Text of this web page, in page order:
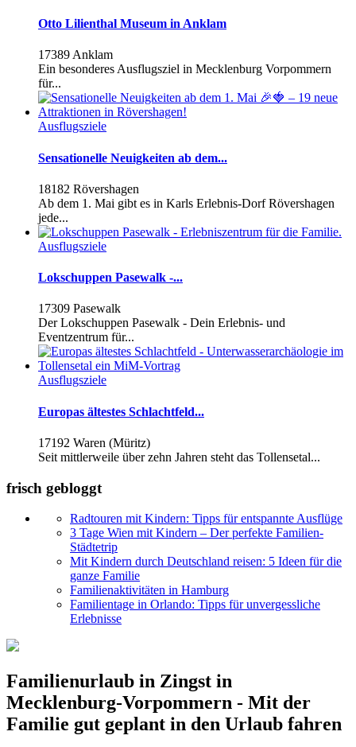
Otto Lilienthal Museum in Anklam
17389 Anklam
Ein besonderes Ausflugsziel in Mecklenburg Vorpommern
für...
Ausflugsziele
Sensationelle Neuigkeiten ab dem...
18182 Rövershagen
Ab dem 1. Mai gibt es in Karls Erlebnis-Dorf Rövershagen
jede...
Ausflugsziele
Lokschuppen Pasewalk -...
17309 Pasewalk
Der Lokschuppen Pasewalk - Dein Erlebnis- und
Eventzentrum für...
Ausflugsziele
Europas ältestes Schlachtfeld...
17192 Waren (Müritz)
Seit mittlerweile über zehn Jahren steht das Tollensetal...
frisch gebloggt
Radtouren mit Kindern: Tipps für entspannte Ausflüge
3 Tage Wien mit Kindern – Der perfekte Familien-
Städtetrip
Mit Kindern durch Deutschland reisen: 5 Ideen für die
ganze Familie
Familienaktivitäten in Hamburg
Familientage in Orlando: Tipps für unvergessliche
Erlebnisse
Familienurlaub in Zingst in
Mecklenburg-Vorpommern - Mit der
Familie gut geplant in den Urlaub fahren